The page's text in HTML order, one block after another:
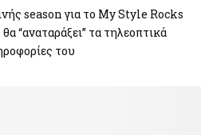
season για το My Style Rocks
“αναταράξει” τα τηλεοπτικά
του